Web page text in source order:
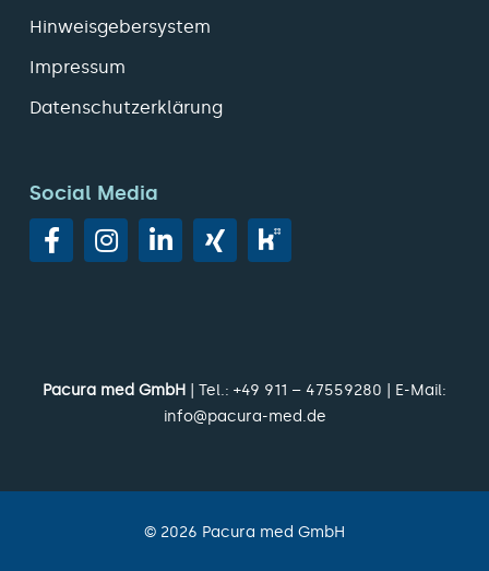
Hinweisgebersystem
Impressum
Datenschutzerklärung
Social Media
Pacura med GmbH | Tel.: +49 911 – 47559280 | E-Mail:
info@pacura-med.de
© 2026 Pacura med GmbH